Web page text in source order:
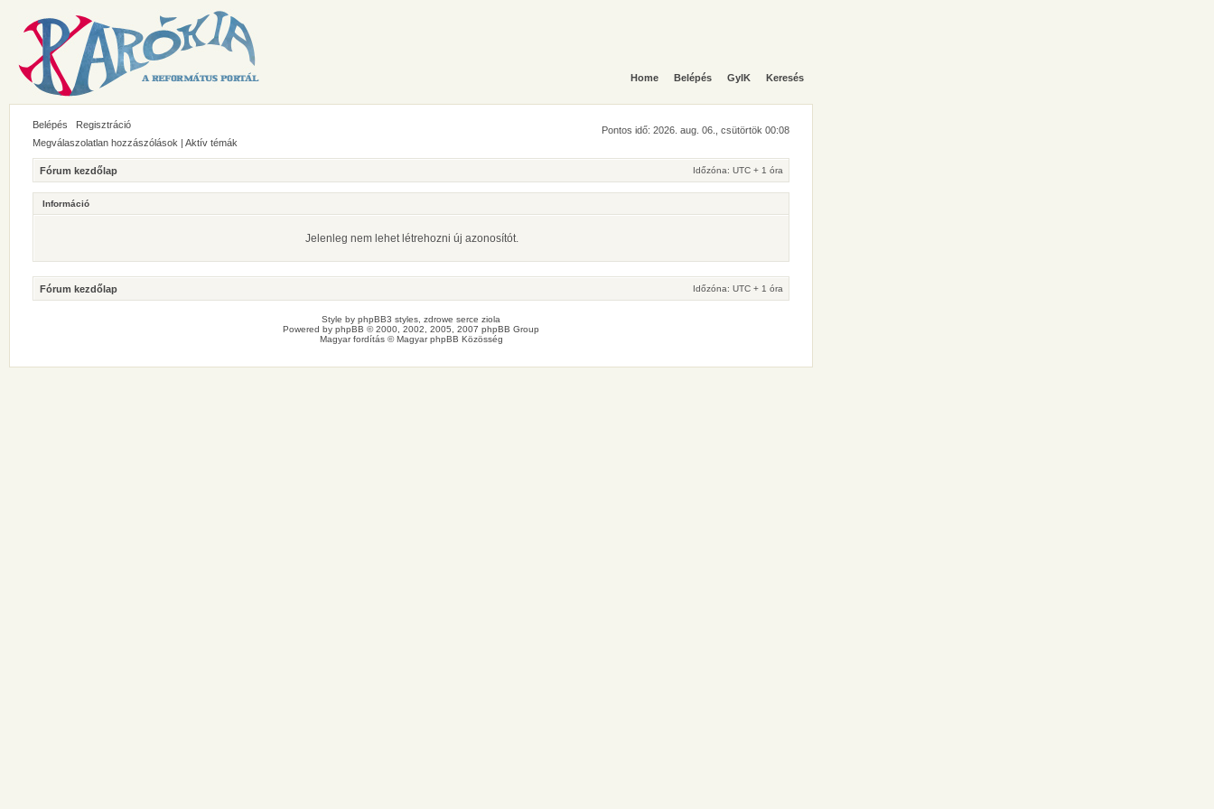
Home Belépés GyIK Keresés
Belépés Regisztráció
Pontos idő: 2026. aug. 06., csütörtök 00:08
Megválaszolatlan hozzászólások | Aktív témák
Fórum kezdőlap Időzóna: UTC + 1 óra
Információ
Jelenleg nem lehet létrehozni új azonosítót.
Fórum kezdőlap Időzóna: UTC + 1 óra
Style by phpBB3 styles , zdrowe serce ziola
Powered by phpBB © 2000, 2002, 2005, 2007 phpBB Group
Magyar fordítás ©Magyar phpBB Közösség